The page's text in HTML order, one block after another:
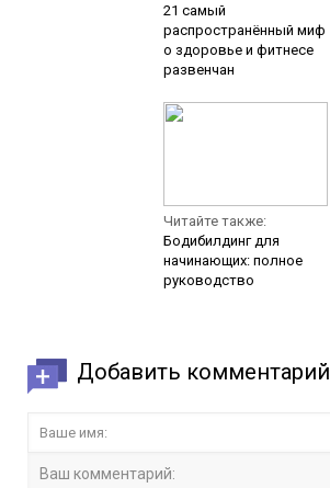
21 самый
распространённый миф
о здоровье и фитнесе
развенчан
Читайте также:
Бодибилдинг для
начинающих: полное
руководство
Добавить комментарий